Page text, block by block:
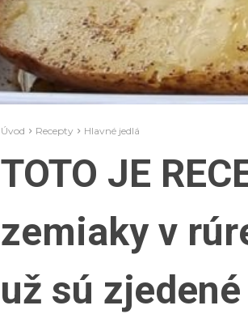
Úvod Recepty Hlavné jedlá
TOTO JE
zemiaky v
už sú zjedené